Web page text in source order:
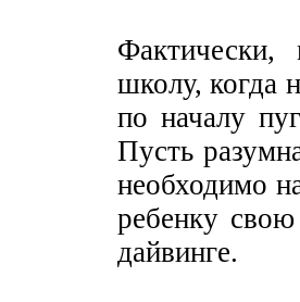
школу, когда
по началу
Пусть
необходимо
ребенку свою
дайвинге.